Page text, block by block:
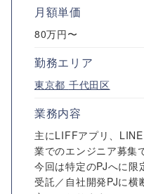
月額単価
80万円〜
勤務エリア
東京都 千代田区
業務内容
主にLIFFアプリ、
業でのエンジニア募集
今回は特定のPJへに限
受託／自社開発PJに横